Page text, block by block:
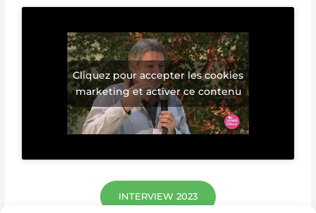
Cliquez pour accepter les cookies
marketing et activer ce contenu
INTERVIEW 2023